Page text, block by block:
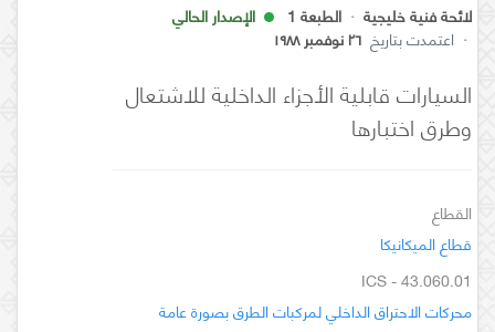
لائحة فنية خليجية · الطبعة 1
الإصدار الحالي
· اعتمدت بتاريخ ٢٦ نوفمبر ١٩٨٨
السيارات قابلية الأجزاء الداخلية للاشتعال
وطرق اختبارها
القطاع
قطاع الميكانيكا
ICS - 43.060.01
محركات الاحتراق الداخلي لمركبات الطرق بصورة عامة